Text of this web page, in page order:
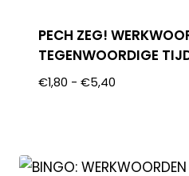
PECH ZEG!
TEGENWOORDIGE
€1,80 - €5,40